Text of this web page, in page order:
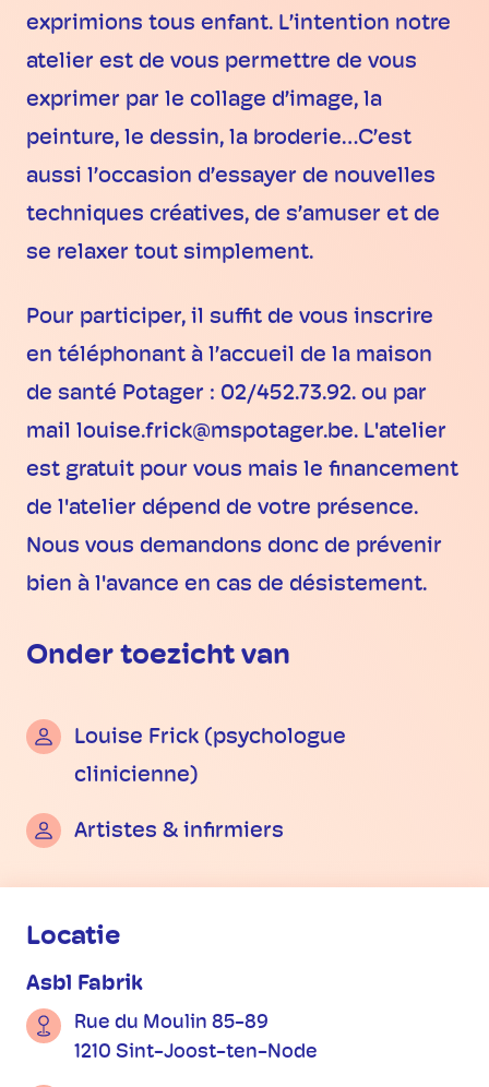
exprimions tous enfant. L’intention notre
atelier est de vous permettre de vous
exprimer par le collage d’image, la
peinture, le dessin, la broderie…C’est
aussi l’occasion d’essayer de nouvelles
techniques créatives, de s’amuser et de
se relaxer tout simplement.
Pour participer, il suffit de vous inscrire
en téléphonant à l’accueil de la maison
de santé Potager : 02/452.73.92. ou par
mail louise.frick@mspotager.be. L'atelier
est gratuit pour vous mais le financement
de l'atelier dépend de votre présence.
Nous vous demandons donc de prévenir
bien à l'avance en cas de désistement.
Onder toezicht van
Louise Frick (psychologue
clinicienne)
Artistes & infirmiers
Praktische informatie
Locatie
Asbl Fabrik
Rue du Moulin 85-89
1210 Sint-Joost-ten-Node